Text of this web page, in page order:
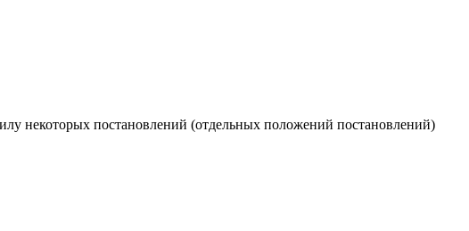
некоторых постановлений (отдельных положений постановлений)